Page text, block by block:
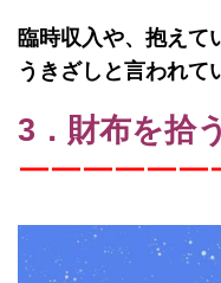
臨時収入や、抱えて
うきざしと言われて
3．財布を拾
￣￣￣￣￣￣